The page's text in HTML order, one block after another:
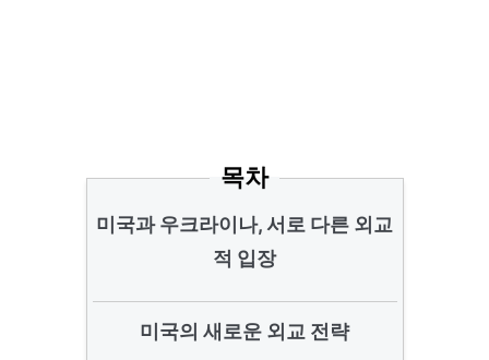
목차
미국과 우크라이나, 서로 다른 외교
적 입장
미국의 새로운 외교 전략